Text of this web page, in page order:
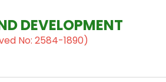
DEVELOPMENT
No: 2584-1890)